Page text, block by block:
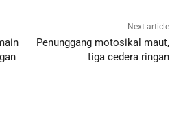
Next article
Penunggang motosikal maut,
tiga cedera ringan